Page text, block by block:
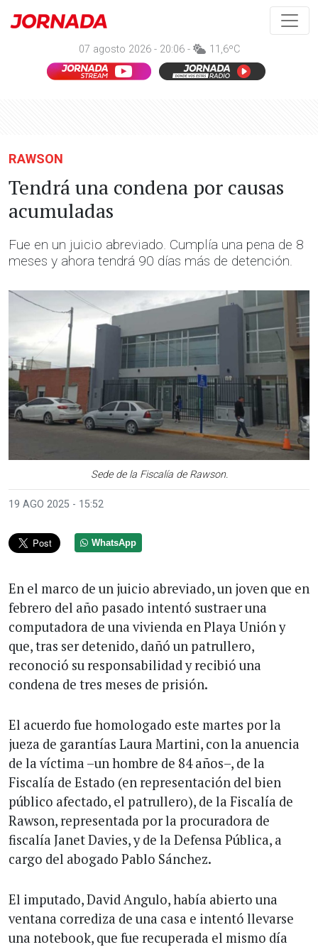
07 agosto 2026 - 20:06 - 11,6ºC
RAWSON
Tendrá una condena por causas
acumuladas
Fue en un juicio abreviado. Cumplía una pena de 8
meses y ahora tendrá 90 días más de detención.
Sede de la Fiscalía de Rawson.
19 AGO 2025 - 15:52
WhatsApp
En el marco de un juicio abreviado, un joven que en
febrero del año pasado intentó sustraer una
computadora de una vivienda en Playa Unión y
que, tras ser detenido, dañó un patrullero,
reconoció su responsabilidad y recibió una
condena de tres meses de prisión.
El acuerdo fue homologado este martes por la
jueza de garantías Laura Martini, con la anuencia
de la víctima –un hombre de 84 años–, de la
Fiscalía de Estado (en representación del bien
público afectado, el patrullero), de la Fiscalía de
Rawson, representada por la procuradora de
fiscalía Janet Davies, y de la Defensa Pública, a
cargo del abogado Pablo Sánchez.
El imputado, David Angulo, había abierto una
ventana corrediza de una casa e intentó llevarse
una notebook, que fue recuperada el mismo día